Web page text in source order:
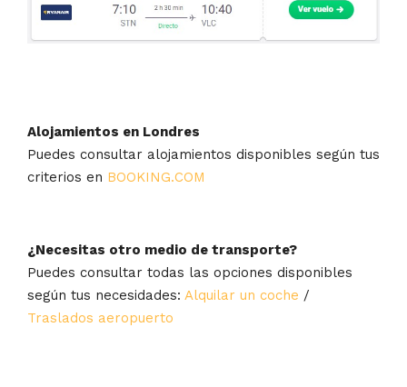
Alojamientos en Londres
Puedes consultar alojamientos disponibles según tus
criterios en BOOKING.COM
¿Necesitas otro medio de transporte?
Puedes consultar todas las opciones disponibles
según tus necesidades: Alquilar un coche /
Traslados aeropuerto